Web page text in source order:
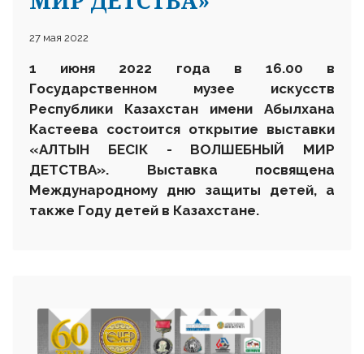
27 мая 2022
1 июня 2022 года в 16.00 в
Государственном музее искусств
Республики Казахстан имени Абылхана
Кастеева состоится открытие выставки
«АЛТЫН БЕСІК - ВОЛШЕБНЫЙ МИР
ДЕТСТВА». Выставка посвящена
Международному дню защиты детей, а
также Году детей в Казахстане.